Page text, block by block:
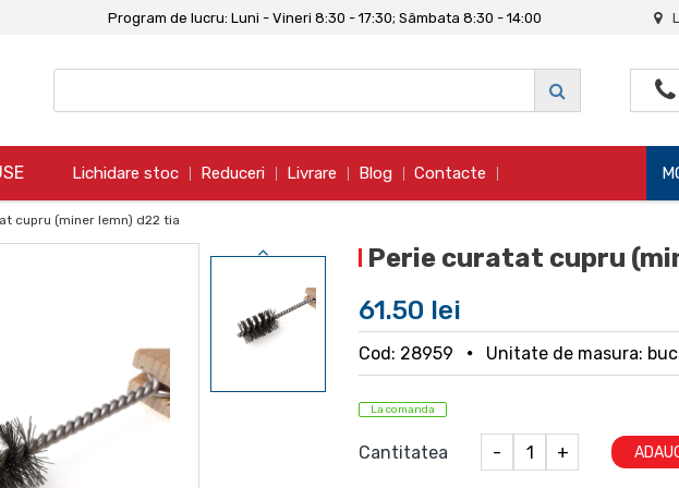
Program de lucru: Luni - Vineri 8:30 - 17:30; Sâmbata 8:30 - 14:00
Lichidare stoc Reduceri Livrare Blog Contacte
cupru (miner lemn) d22 tia
Perie curatat cupru
61.50 lei
Cod: 28959 Unitate de masura: buc
La comanda
Cantitatea - +